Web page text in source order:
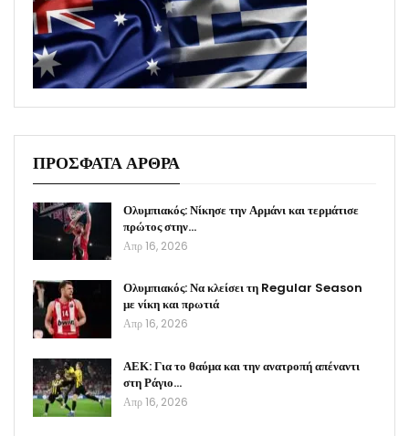
ΠΡΟΣΦΑΤΑ ΑΡΘΡΑ
Ολυμπιακός: Νίκησε την Αρμάνι και τερμάτισε
πρώτος στην…
Απρ 16, 2026
Ολυμπιακός: Να κλείσει τη Regular Season
με νίκη και πρωτιά
Απρ 16, 2026
ΑΕΚ: Για το θαύμα και την ανατροπή απέναντι
στη Ράγιο…
Απρ 16, 2026